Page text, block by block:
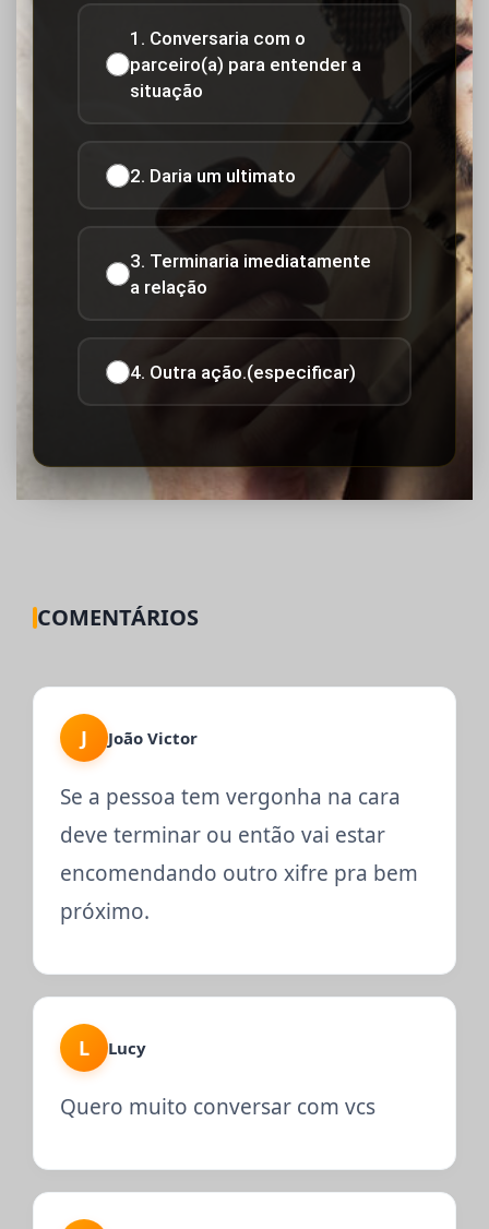
1. Conversaria com o
parceiro(a) para entender a
situação
2. Daria um ultimato
3. Terminaria imediatamente
a relação
4. Outra ação.(especificar)
COMENTÁRIOS
J João Victor
Se a pessoa tem vergonha na cara
deve terminar ou então vai estar
encomendando outro xifre pra bem
próximo.
L Lucy
Quero muito conversar com vcs